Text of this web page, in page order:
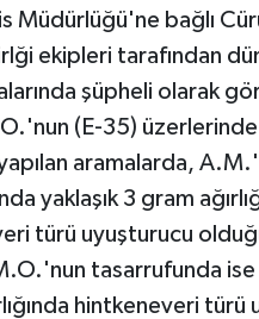
Müdürlüğü'ne bağlı
ekipleri tarafından
şüpheli olarak
(E-35)
aramalarda,
yaklaşık 3 gram
türü uyuşturucu
tasarrufunda ise
hintkeneveri türü